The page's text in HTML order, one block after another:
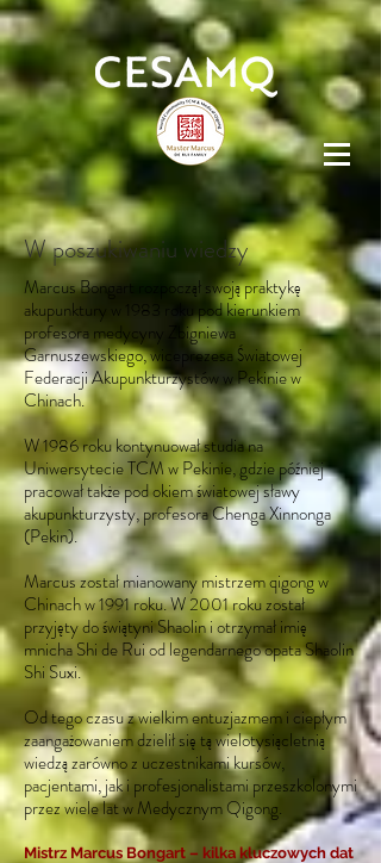
W poszukiwaniu wiedzy
Marcus Bongart rozpoczął swoją praktykę
akupunktury w 1983 roku pod kierunkiem
profesora medycyny Zbigniewa
Garnuszewskiego, wiceprezesa Światowej
Federacji Akupunkturzystów w Pekinie w
Chinach.
W 1986 roku kontynuował studia na
Uniwersytecie TCM w Pekinie, gdzie później
pracował także pod okiem światowej sławy
akupunkturzysty, profesora Chenga Xinnonga
(Pekin).
Marcus został mianowany mistrzem qigong w
Chinach w 1991 roku. W 2001 roku został
przyjęty do świątyni Shaolin i otrzymał imię
mnicha Shi de Rui od legendarnego opata Shaolin
Shi Suxi.
Od tego czasu z wielkim entuzjazmem i ciepłym
zaangażowaniem dzielił się tą wielotysiącletnią
wiedzą zarówno z uczestnikami kursów,
pacjentami, jak i profesjonalistami przeszkolonymi
przez wiele lat w Medycznym Qigong.
Mistrz Marcus Bongart – kilka kluczowych dat